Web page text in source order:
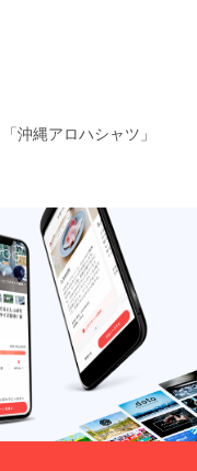
条件】
※クーポ
る。
【チ
ケット
有効期
限】
2021年
1月〜
2021年
12月31
沖縄アロハシャツ」